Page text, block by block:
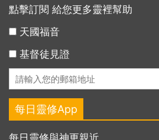
點擊訂閱 給您更多靈裡幫助
天國福音
基督徒見證
每日靈修App
每日靈修與神更親近